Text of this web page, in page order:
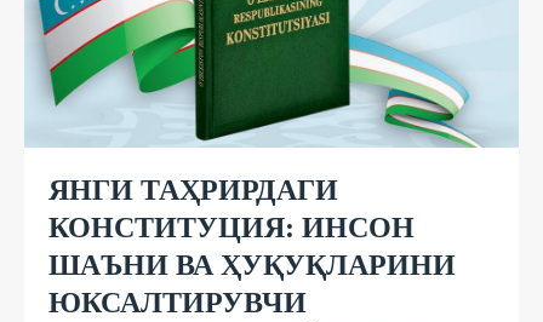
ЯНГИ ТАҲРИРДАГИ
КОНСТИТУЦИЯ: ИНСОН
ШАЪНИ ВА ҲУҚУҚЛАРИНИ
ЮКСАЛТИРУВЧИ